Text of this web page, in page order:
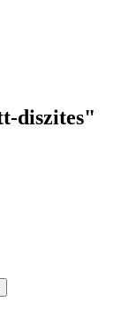
diszites"